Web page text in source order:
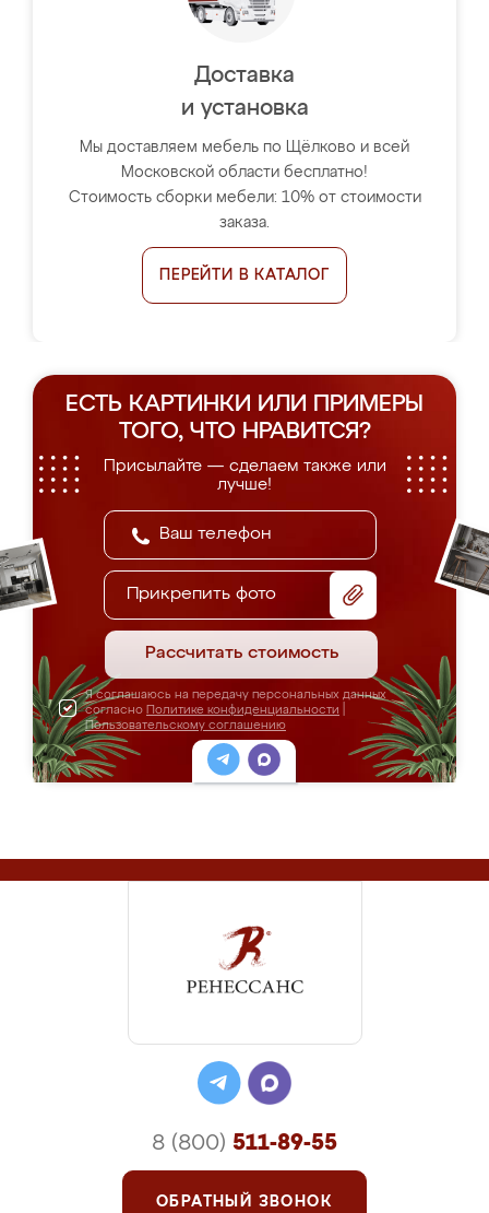
Доставка
и установка
Мы доставляем мебель по Щёлково и всей
Московской области бесплатно!
Стоимость сборки мебели: 10% от стоимости
заказа.
ПЕРЕЙТИ В КАТАЛОГ
ЕСТЬ КАРТИНКИ ИЛИ ПРИМЕРЫ
ТОГО, ЧТО НРАВИТСЯ?
Присылайте — сделаем также или
лучше!
Прикрепить фото
Рассчитать стоимость
Я соглашаюсь на передачу персональных данных
согласно Политике конфиденциальности
Пользовательскому соглашению
8 (800) 511-89-55
ОБРАТНЫЙ ЗВОНОК